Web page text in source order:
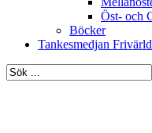
Öst- och
Böcker
Tankesmedjan Frivärld